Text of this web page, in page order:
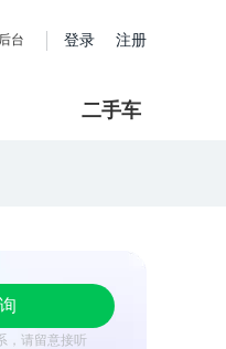
台 登录 注册
二手车
，请留意接听